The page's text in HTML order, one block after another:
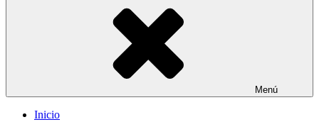
Menú
Inicio